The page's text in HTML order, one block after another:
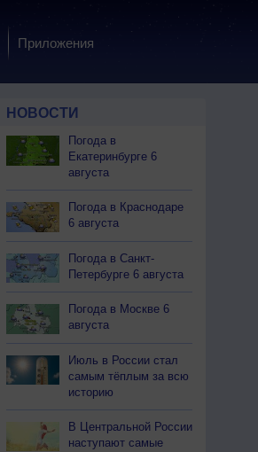
Приложения
НОВОСТИ
Погода в
Екатеринбурге 6
августа
Погода в Краснодаре
6 августа
Погода в Санкт-
Петербурге 6 августа
Погода в Москве 6
августа
Июль в России стал
самым тёплым за всю
историю
В Центральной России
наступают самые